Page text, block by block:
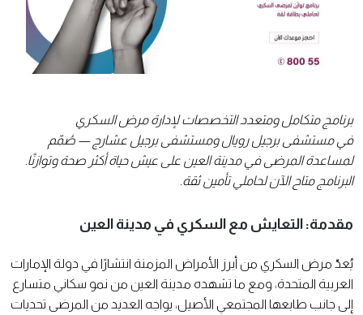
برنامج متكامل ومتعدد التخصصات لإدارة مرض السكري
في مستشفى برجيل رويال ومستشفى برجيل عشارج — صُمّم
لمساعدة المرضى في مدينة العين على عيش حياة أكثر صحة وتوازنًا.
البرنامج متاح الآن لحاملي تأمين ثقة.
مقدمة: التعايش مع السكري في مدينة العين
يُعدّ مرض السكري من أبرز الأمراض المزمنة انتشارًا في دولة الإمارات
العربية المتحدة، ومع ما تشهده مدينة العين من نمو سكاني متسارع
إلى جانب طابعها المجتمعي الأصيل، يواجه العديد من المرضى تحديات